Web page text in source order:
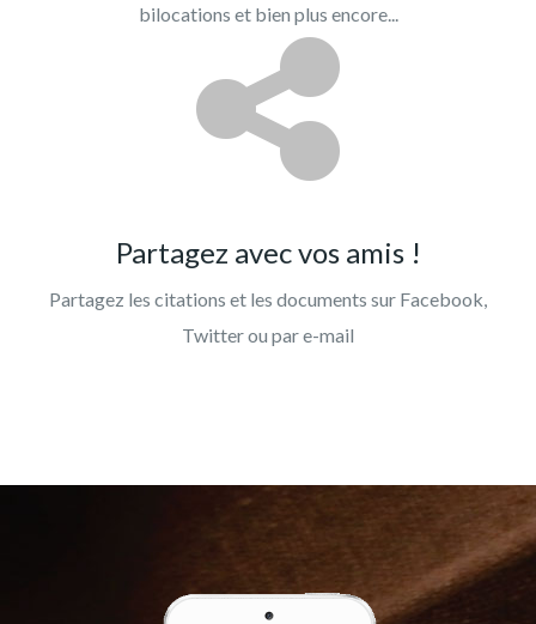
bilocations et bien plus encore...
Partagez avec vos amis !
Partagez les citations et les documents sur Facebook,
Twitter ou par e-mail